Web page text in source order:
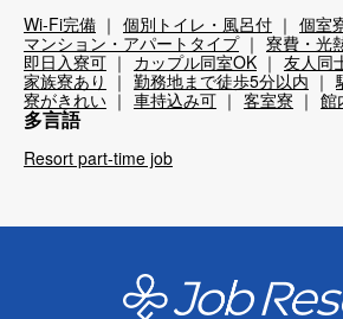
Wi-Fi完備 個別トイレ・風呂付
個室
マンション・アパートタイプ
寮費・光
即日入寮可
カップル同室OK
友人同
家族寮あり
勤務地まで徒歩5分以内
寮がきれい
車持込み可 客室寮 館
多言語
Resort part-time job